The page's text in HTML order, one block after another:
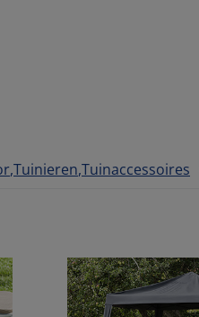
Tuinieren Tuinaccessoires